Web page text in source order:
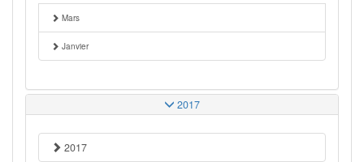
Mars
Janvier
2017
2017